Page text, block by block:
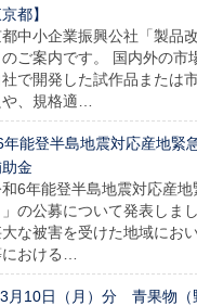
都】
中小企業振興公社「製品
ご案内です。 国内外の市
で開発した試作品または
や、規格適…
年能登半島地震対応産地緊
金
6年能登半島地震対応産
の公募について発表しま
な被害を受けた地域にお
おける…
月10日（月）分 青果物（